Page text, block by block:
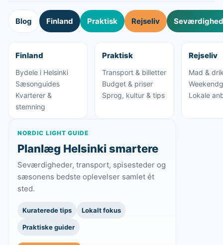
Blog Finland Praktisk Rejseliv
Finland
Bydele i Helsinki
Sæsonguides
Kvarterer &
stemning
Praktisk
Transport & billetter
Budget & priser
Sprog, kultur & tips
Rejseliv
Mad &
Lokale
NORDIC LIGHT GUIDE
Planlæg Helsinki smartere
Seværdigheder, transport, spisesteder og
sæsonens bedste oplevelser samlet ét
sted.
Kuraterede tips Lokalt fokus
Praktiske guider